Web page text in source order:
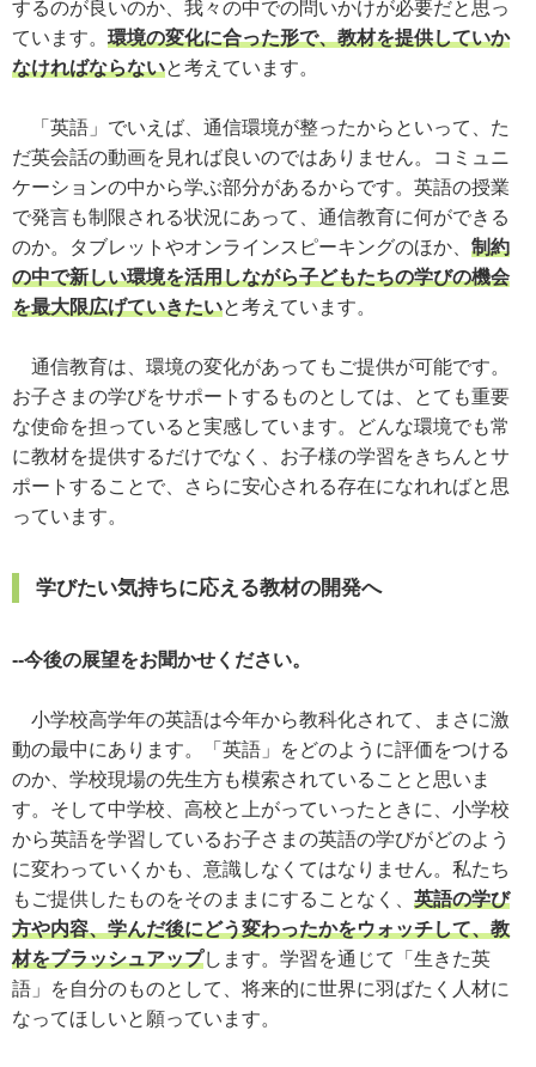
するのが良いのか、我々の中での問いかけが必要だと思っ
ています。 環境の変化に合った形で、教材を提供していか
なければならないと考えています。
「英語」でいえば、通信環境が整ったからといって、た
だ英会話の動画を見れば良いのではありません。コミュニ
ケーションの中から学ぶ部分があるからです。英語の授業
で発言も制限される状況にあって、通信教育に何ができる
のか。タブレットやオンラインスピーキングのほか、 制約
の中で新しい環境を活用しながら子どもたちの学びの機会
を最大限広げていきたいと考えています。
通信教育は、環境の変化があってもご提供が可能です。
お子さまの学びをサポートするものとしては、とても重要
な使命を担っていると実感しています。どんな環境でも常
に教材を提供するだけでなく、お子様の学習をきちんとサ
ポートすることで、さらに安心される存在になれればと思
っています。
学びたい気持ちに応える教材の開発へ
--今後の展望をお聞かせください。
小学校高学年の英語は今年から教科化されて、まさに激
動の最中にあります。「英語」をどのように評価をつける
のか、学校現場の先生方も模索されていることと思いま
す。そして中学校、高校と上がっていったときに、小学校
から英語を学習しているお子さまの英語の学びがどのよう
に変わっていくかも、意識しなくてはなりません。私たち
もご提供したものをそのままにすることなく、 英語の学び
方や内容、学んだ後にどう変わったかをウォッチして、教
材をブラッシュアップします。学習を通じて「生きた英
語」を自分のものとして、将来的に世界に羽ばたく人材に
なってほしいと願っています。